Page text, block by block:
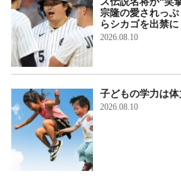
宗隆の愛されっ
らシカゴを出禁に
2026.08.10
子どもの学力は
2026.08.10